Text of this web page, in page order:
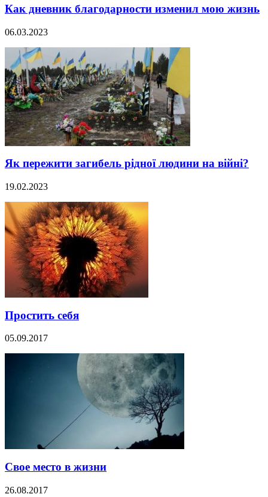
Как дневник благодарности изменил мою жизнь
06.03.2023
Як пережити загибель рідної людини на війні?
19.02.2023
Простить себя
05.09.2017
Свое место в жизни
26.08.2017